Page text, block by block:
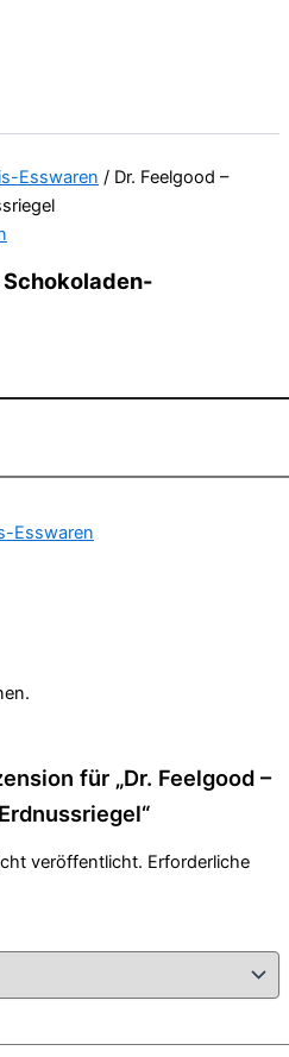
Esswaren / Dr. Feelgood –
Schokoladen-
Esswaren
für „Dr. Feelgood –
veröffentlicht. Erforderliche
Die